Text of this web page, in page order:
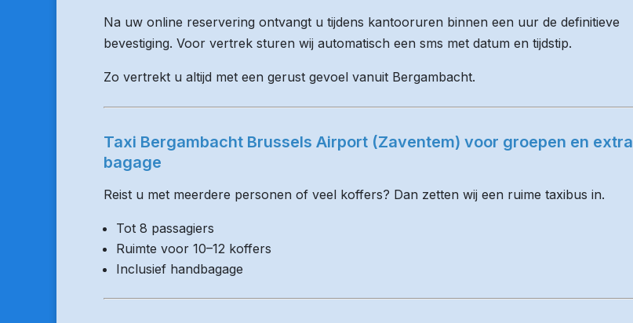
Na uw online reservering ontvangt u tijdens kantooruren binnen een uur de definitieve
bevestiging. Voor vertrek sturen wij automatisch een sms met datum en tijdstip.
Zo vertrekt u altijd met een gerust gevoel vanuit Bergambacht.
Taxi Bergambacht Brussels Airport (Zaventem) voor groepen en extra
bagage
Reist u met meerdere personen of veel koffers? Dan zetten wij een ruime taxibus in.
Tot 8 passagiers
Ruimte voor 10–12 koffers
Inclusief handbagage